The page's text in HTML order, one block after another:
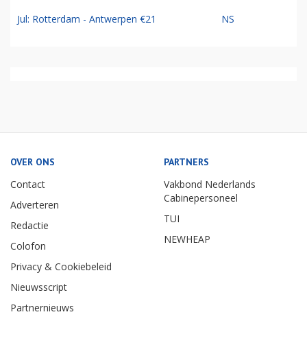
Jul: Rotterdam - Antwerpen €21 NS
OVER ONS
Contact
Adverteren
Redactie
Colofon
Privacy & Cookiebeleid
Nieuwsscript
Partnernieuws
PARTNERS
Vakbond Nederlands
Cabinepersoneel
TUI
NEWHEAP